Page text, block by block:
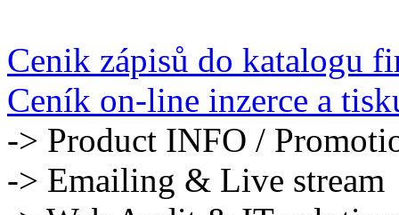
Cenik zápisů do katalogu
Ceník on-line inzerce a
-> Product INFO /
-> Emailing & Live stream